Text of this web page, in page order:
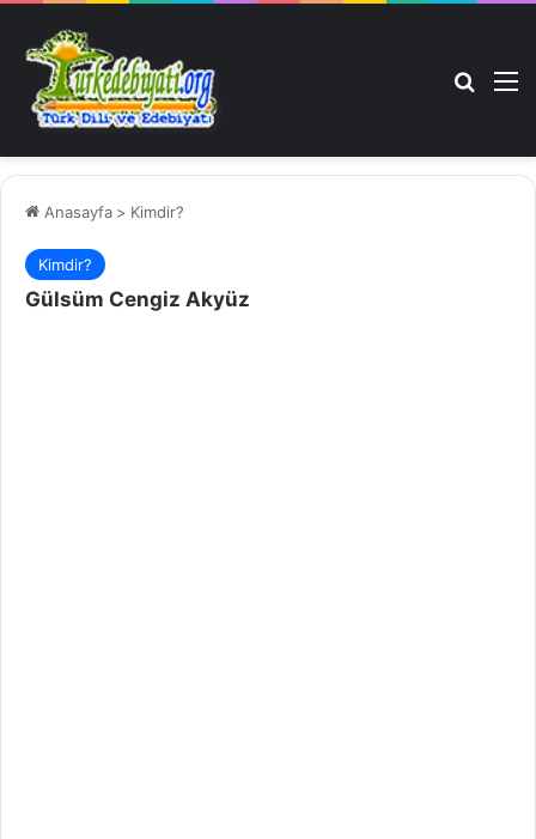
Anasayfa > Kimdir?
Kimdir?
Gülsüm Cengiz Akyüz